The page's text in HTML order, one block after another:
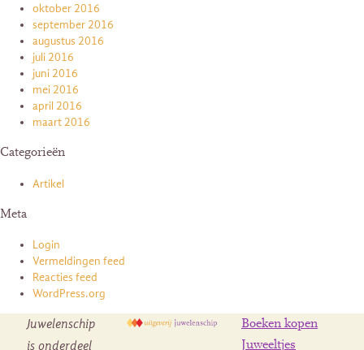
oktober 2016
september 2016
augustus 2016
juli 2016
juni 2016
mei 2016
april 2016
maart 2016
Categorieën
Artikel
Meta
Login
Vermeldingen feed
Reacties feed
WordPress.org
Juwelenschip
is onderdeel
Boeken kopen
Juweeltjes